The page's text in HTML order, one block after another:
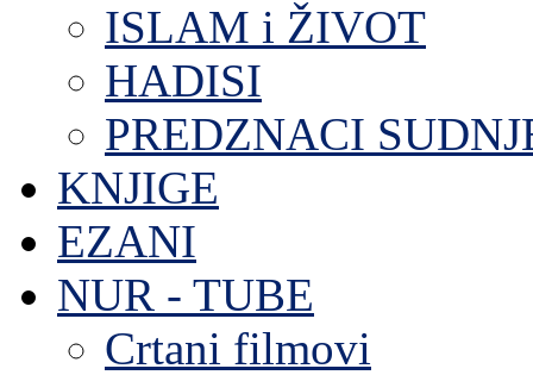
ISLAM i ŽIVOT
HADISI
PREDZNACI
KNJIGE
EZANI
NUR - TUBE
Crtani filmovi